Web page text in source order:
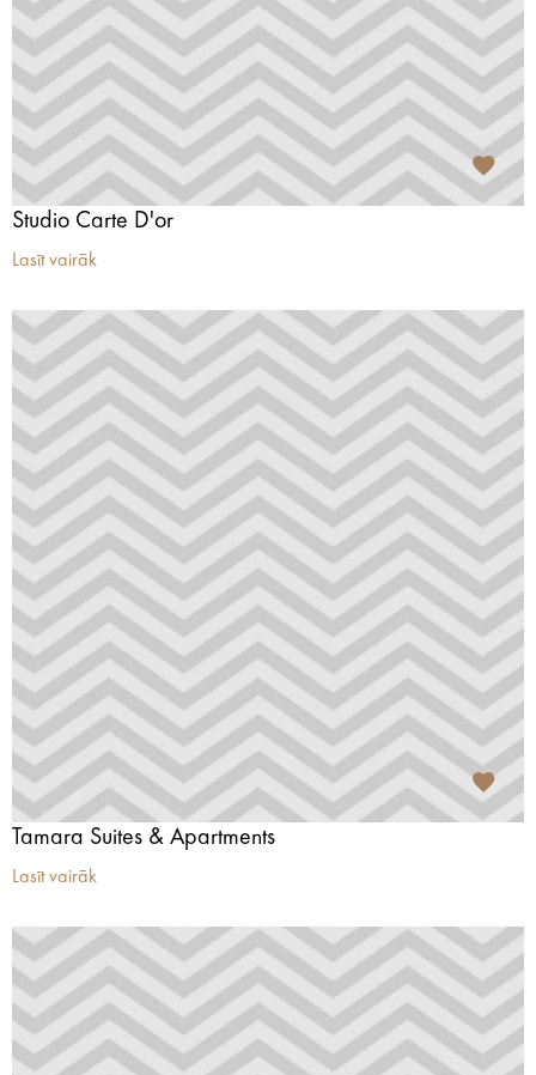
Studio Carte D'or
Lasīt vairāk
Tamara Suites & Apartments
Lasīt vairāk